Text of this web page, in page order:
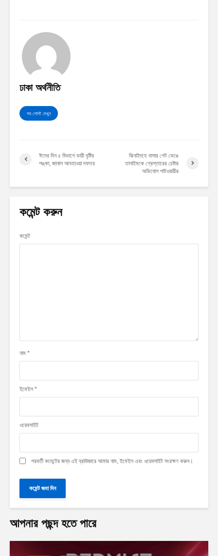
ঢাকা অর্থনীতি
সব পোস্ট দেখুন
ঈদের দিন ৫ বিভাগে ভারী বৃষ্টির
শঙ্কা, জানাল আবহাওয়া দফতর
ঝিনাইদহে বাসার গেট ভেঙে
তানাইমকে গ্রেপ্তারের চেষ্টার
অভিযোগ পাটওয়ারীর
কমেন্ট করুন
কমেন্ট
নাম *
ইমেইল *
ওয়েবসাইট
পরবর্তী কমেন্টের জন্য এই ব্রাউজারে আমার নাম, ইমেইল এবং ওয়েবসাইট সংরক্ষণ করুন।
আপনার পছন্দ হতে পারে